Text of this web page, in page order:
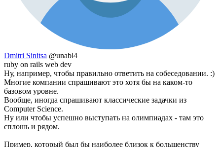
Dmitri Sinitsa @unabl4
ruby on rails web dev
Ну, например, чтобы правильно ответить на собеседовании. :)
Многие компании спрашивают это хотя бы на каком-то
базовом уровне.
Вообще, иногда спрашивают классические задачки из
Computer Science.
Ну или чтобы успешно выступать на олимпиадах - там это
сплошь и рядом.
Пример, который был бы наиболее близок к большенству